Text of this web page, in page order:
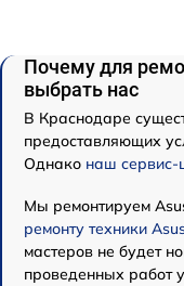
Почему для
выбрать нас
В Краснодаре
предоставляющих
Однако наш сервис-
Мы ремонтируем
ремонту техники
мастеров не будет
проведенных работ